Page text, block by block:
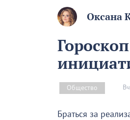
Оксана
Общество
Браться за